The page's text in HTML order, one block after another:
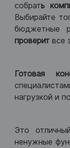
собрать
Выбирайте
бюджетные
проверит все
Готовая
нагрузкой и
Это
ненужные